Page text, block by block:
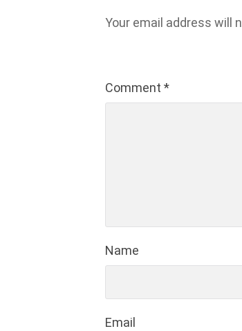
Your email address will
Comment *
Name
Email